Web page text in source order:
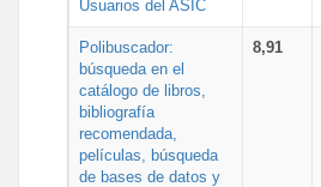
Usuarios del ASIC
Polibuscador:
búsqueda en el
catálogo de libros,
bibliografía
recomendada,
películas, búsqueda
de bases de datos y
8,91